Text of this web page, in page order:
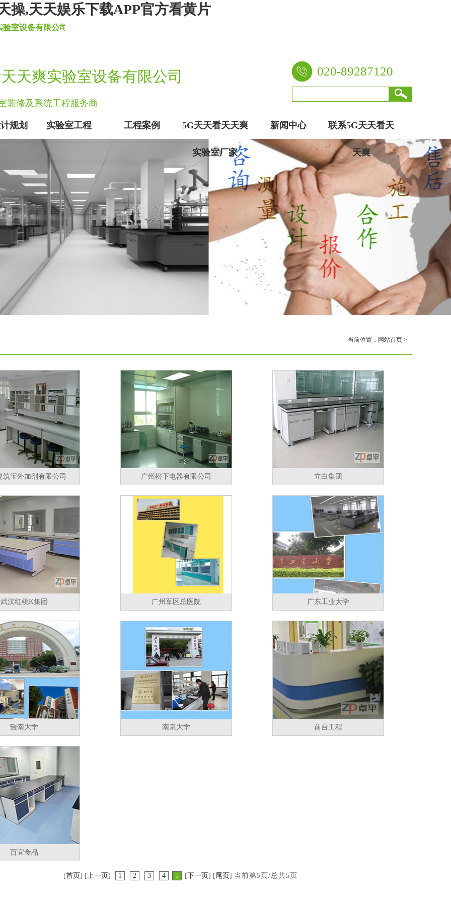
操,天天娱乐下载APP官方看黄片
限公司致力于实验室建设服务行业10余年，是环保实验室装修建设的倡导者，自主生产实验室天天网综合柜、超碰天天操
天爽实验室设备有限公司
室装修及系统工程服务商
020-89287120
规划 实验室工程 工程案例 5G天天看天天爽
实验室厂家
新闻中心 联系5G天天看天
天爽
当前位置： 网站首页 >
筑宝外加剂有限公司 广州松下电器有限公司 立白集团
武汉红桃K集团 广州军区总医院 广东工业大学
暨南大学 南京大学 前台工程
百宜食品
[首页] [上一页] 1 2 3 4 5 [下一页] [尾页] 当前第5页/总共5页